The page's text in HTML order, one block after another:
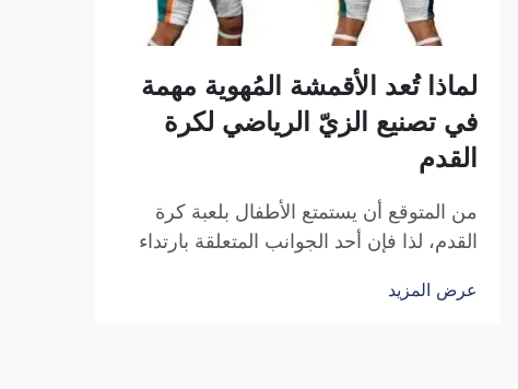
لماذا تُعد الأقمشة المُهوية مهمة
في تصنيع الزيّ الرياضي لكرة
القدم
من المتوقع أن يستمتع الأطفال بلعبة كرة
القدم، لذا فإن أحد الجوانب المتعلقة بارتداء
ارتدائه. وما أعتبره مهماً في المادة
عرض المزيد